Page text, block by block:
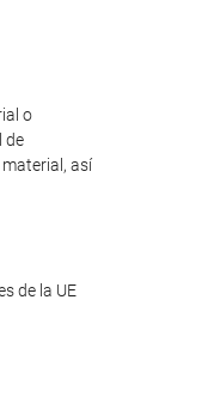
o
de
así
de la UE